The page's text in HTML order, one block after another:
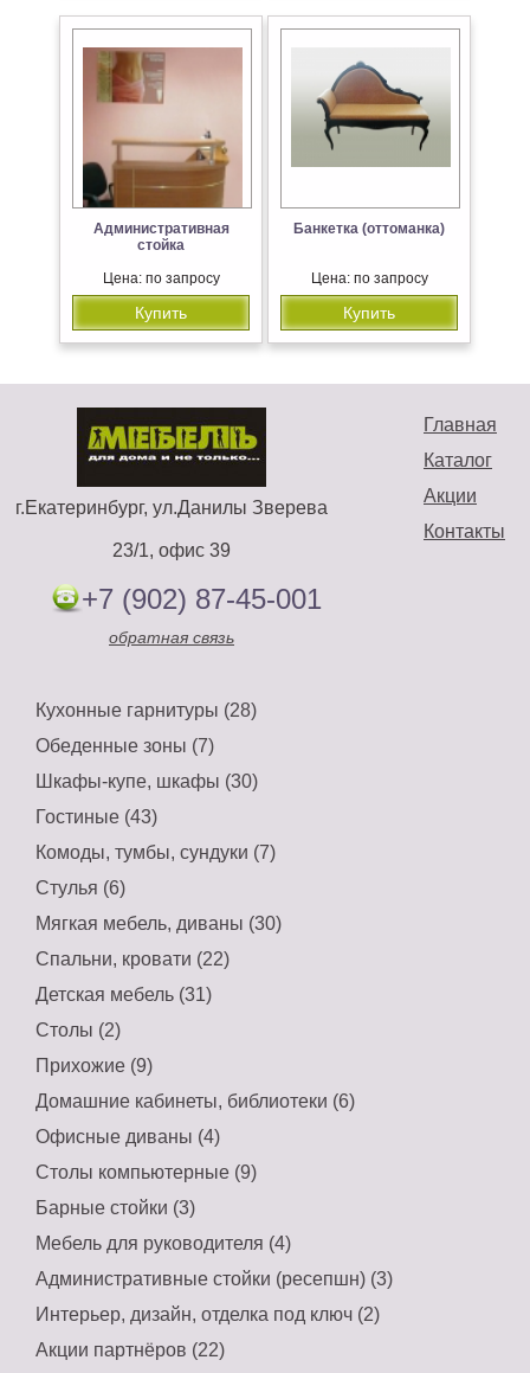
Административная
стойка
Цена: по запросу
Купить
Банкетка (оттоманка)
Цена: по запросу
Купить
Главная
Каталог
Акции
Контакты
г.Екатеринбург, ул.Данилы Зверева
23/1, офис 39
+7 (902) 87-45-001
обратная связь
Кухонные гарнитуры (28)
Обеденные зоны (7)
Шкафы-купе, шкафы (30)
Гостиные (43)
Комоды, тумбы, сундуки (7)
Стулья (6)
Мягкая мебель, диваны (30)
Спальни, кровати (22)
Детская мебель (31)
Столы (2)
Прихожие (9)
Домашние кабинеты, библиотеки (6)
Офисные диваны (4)
Столы компьютерные (9)
Барные стойки (3)
Мебель для руководителя (4)
Административные стойки (ресепшн) (3)
Интерьер, дизайн, отделка под ключ (2)
Акции партнёров (22)